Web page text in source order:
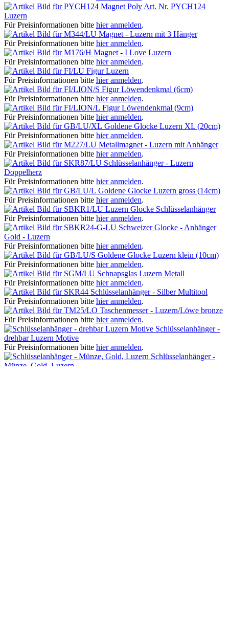
Magnet Poly Art. Nr. PYCH124
Luzern
Für Preisinformationen bitte hier anmelden.
Magnet - Luzern mit 3 Hänger
Für Preisinformationen bitte hier anmelden.
Magnet - I Love Luzern
Für Preisinformationen bitte hier anmelden.
Figur Luzern
Für Preisinformationen bitte hier anmelden.
Figur Löwendenkmal (6cm)
Für Preisinformationen bitte hier anmelden.
Figur Löwendenkmal (9cm)
Für Preisinformationen bitte hier anmelden.
Goldene Glocke Luzern XL (20cm)
Für Preisinformationen bitte hier anmelden.
Metallmagnet - Luzern mit Anhänger
Für Preisinformationen bitte hier anmelden.
Schlüsselanhänger - Luzern
Doppelherz
Für Preisinformationen bitte hier anmelden.
Goldene Glocke Luzern gross (14cm)
Für Preisinformationen bitte hier anmelden.
Luzern Glocke Schlüsselanhänger
Für Preisinformationen bitte hier anmelden.
Schweizer Glocke - Anhänger
Gold - Luzern
Für Preisinformationen bitte hier anmelden.
Goldene Glocke Luzern klein (10cm)
Für Preisinformationen bitte hier anmelden.
Schnapsglas Luzern Metall
Für Preisinformationen bitte hier anmelden.
Schlüsselanhänger - Silber Multitool
Für Preisinformationen bitte hier anmelden.
Taschenmesser - Luzern/Löwe bronze
Für Preisinformationen bitte hier anmelden.
Schlüsselanhänger -
drehbar Luzern Motive
Für Preisinformationen bitte hier anmelden.
Schlüsselanhänger -
Münze, Gold, Luzern